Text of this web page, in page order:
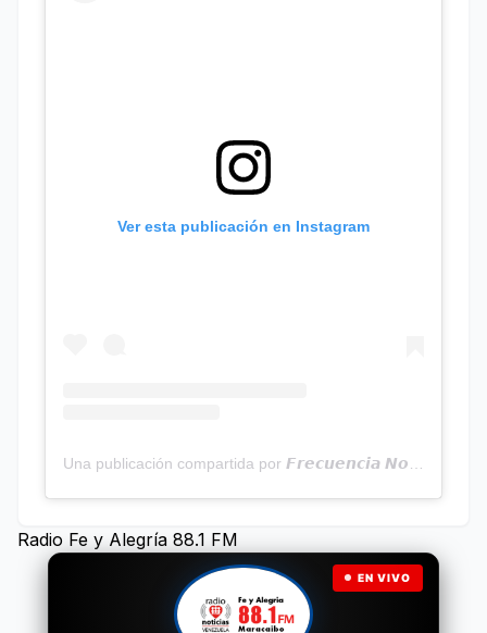
Ver esta publicación en Instagram
Radio Fe y Alegría 88.1 FM
EN VIVO